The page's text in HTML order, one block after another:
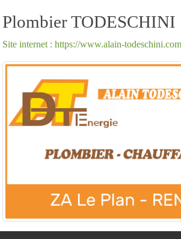
Plombier TODESCHINI
Site internet : https://www.alain-